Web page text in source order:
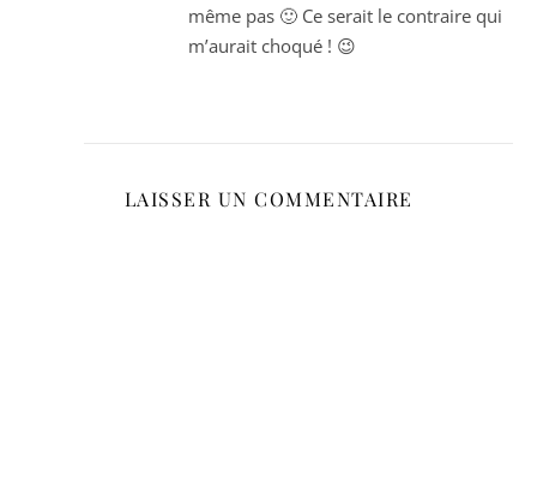
même pas 🙂 Ce serait le contraire qui
m’aurait choqué ! 😉
LAISSER UN COMMENTAIRE